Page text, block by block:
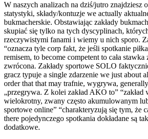
W naszych analizach na dziś/jutro znajdziesz
statystyki, składy/kontuzje we actually
bukmacherskie. Obstawiając zakłady
skupiać się tylko na tych dyscyplinach,
rzeczywistymi fanami i wiemy u nich sporo.
“oznacza tyle corp fakt, że jeśli spotkanie
remisem, to become competent to cała stawka
zwrócona. Zakłady sportowe SOLO
gracz typuje a single zdarzenie we just about
order that that may trafnie, wygrywa,
„przegrywa. Z kolei zakład AKO to”
wielokrotny, zwany często akumulowanym
sportowe online” “charakteryzują się tym, że
there pojedynczego spotkania dokładane są
dodatkowe.